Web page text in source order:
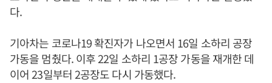
다.
기아차는 코로나19 확진자가 나오면서 16일 소하리 공장
가동을 멈췄다. 이후 22일 소하리 1공장 가동을 재개한 데
이어 23일부터 2공장도 다시 가동했다.